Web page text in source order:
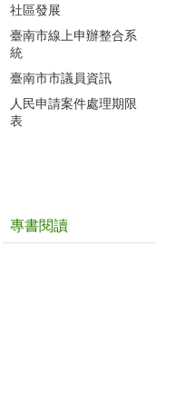
社區發展
臺南市線上申辦整合系
統
臺南市市議員資訊
人民申請案件處理期限
表
專書閱讀